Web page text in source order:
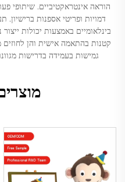
הוראה אינטראקטיביים. שיתופי
דמויות ופריטי אספנות
בינלאומיים באמצעות יכולות
קטנות בהתאמה אישית והן
גמישות בעמידה בדרישות